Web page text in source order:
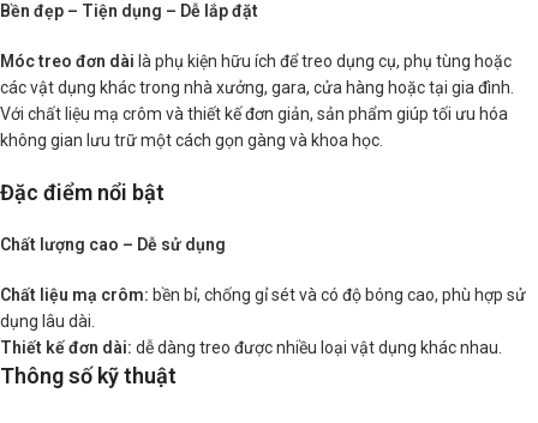
Bền đẹp – Tiện dụng – Dễ lắp đặt
Móc treo đơn dài là phụ kiện hữu ích để treo dụng cụ, phụ tùng hoặc
các vật dụng khác trong nhà xưởng, gara, cửa hàng hoặc tại gia đình.
Với chất liệu mạ crôm và thiết kế đơn giản, sản phẩm giúp tối ưu hóa
không gian lưu trữ một cách gọn gàng và khoa học.
Đặc điểm nổi bật
Chất lượng cao – Dễ sử dụng
Chất liệu mạ crôm: bền bỉ, chống gỉ sét và có độ bóng cao, phù hợp sử
dụng lâu dài.
Thiết kế đơn dài: dễ dàng treo được nhiều loại vật dụng khác nhau.
Thông số kỹ thuật